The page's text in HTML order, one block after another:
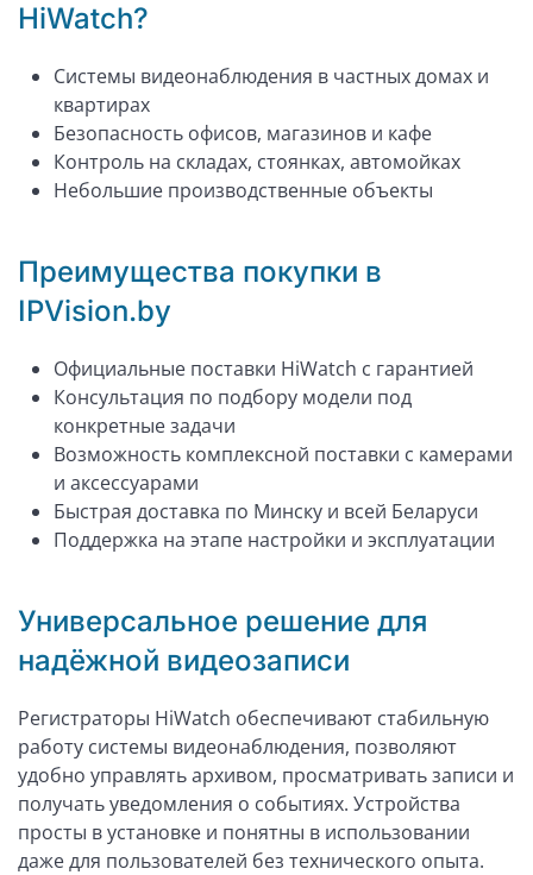
HiWatch?
Системы видеонаблюдения в частных домах и
квартирах
Безопасность офисов, магазинов и кафе
Контроль на складах, стоянках, автомойках
Небольшие производственные объекты
Преимущества покупки в
IPVision.by
Официальные поставки HiWatch с гарантией
Консультация по подбору модели под
конкретные задачи
Возможность комплексной поставки с камерами
и аксессуарами
Быстрая доставка по Минску и всей Беларуси
Поддержка на этапе настройки и эксплуатации
Универсальное решение для
надёжной видеозаписи
Регистраторы HiWatch обеспечивают стабильную
работу системы видеонаблюдения, позволяют
удобно управлять архивом, просматривать записи и
получать уведомления о событиях. Устройства
просты в установке и понятны в использовании
даже для пользователей без технического опыта.